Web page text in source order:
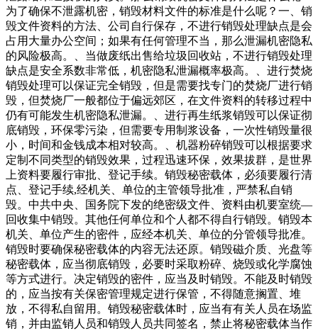
为了确保不泄露机密，销毁材料文件的标准是什么呢？一、销
毁文件资料的方法、公司自行保存，不进行销毁处理缺点是会
占用大量办公空间；如果有任何管理不当，那么泄漏机密隐私
的风险极高。、当做废纸出售给垃圾回收站，不进行销毁处理
缺点是安全系数非常低，机密隐私泄漏概率极高。、进行焚烧
销毁处理可以保证完全销毁，但是需要找专门的焚烧厂进行销
毁，但焚烧厂一般都位于偏远郊区，在文件资料的转移过程中
仍有可能发生机密隐私泄漏。、进行再生纸浆销毁可以保证彻
底销毁，环保零污染，但需要专用制浆设备，一次性销毁量很
小，时间和金钱成本相对较高。、机器粉碎销毁可以根据要求
定制不同类型的销毁效果，过程迅速环保，效果拔群，是世界
上资料要履行审批、登记手续。销毁秘密载体，必须要履行清
点、登记手续,经机关、单位的主管领导批准，严禁私自销
毁。中共中央、国务院下发的绝密级文件、资料由机要室统—
回收集中销毁。其他任何单位和个人都不得自行销毁。销毁本
机关、单位产生的密件，应经本机关、单位的分管领导批准。
销毁时要确保秘密载体的内容无法还原。销毁磁介质、光盘等
秘密载体，应当彻底销毁，必要时采取粉碎、烧毁或化学腐蚀
等方式进行。决定销毁的密件，应当及时销毁。不能及时销毁
的，应当按有关保密管理规定进行保管，不得随意搁置、堆
放，不得私自留用。销毁秘密载体时，应当有有关人员在场监
销，并由监销人员和销毁人员共同签名，禁止将秘密载体当作